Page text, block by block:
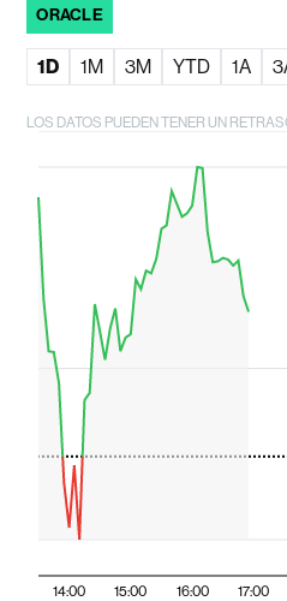
ORACLE
1D 1M 3M YTD 1A
LOS DATOS PUEDEN TENER UN
14:00 15:00 16:00 17:00